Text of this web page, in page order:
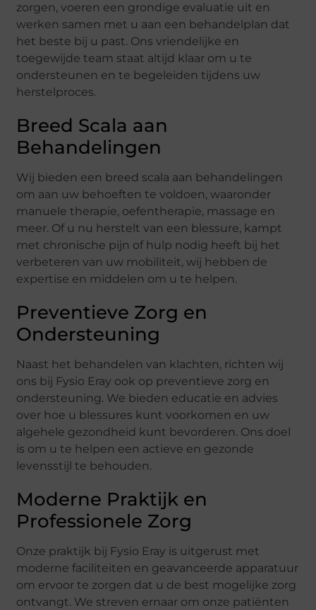
zorgen, voeren een grondige evaluatie uit en
werken samen met u aan een behandelplan dat
het beste bij u past. Ons vriendelijke en
toegewijde team staat altijd klaar om u te
ondersteunen en te begeleiden tijdens uw
herstelproces.
Breed Scala aan
Behandelingen
Wij bieden een breed scala aan behandelingen
om aan uw behoeften te voldoen, waaronder
manuele therapie, oefentherapie, massage en
meer. Of u nu herstelt van een blessure, kampt
met chronische pijn of hulp nodig heeft bij het
verbeteren van uw mobiliteit, wij hebben de
expertise en middelen om u te helpen.
Preventieve Zorg en
Ondersteuning
Naast het behandelen van klachten, richten wij
ons bij Fysio Eray ook op preventieve zorg en
ondersteuning. We bieden educatie en advies
over hoe u blessures kunt voorkomen en uw
algehele gezondheid kunt bevorderen. Ons doel
is om u te helpen een actieve en gezonde
levensstijl te behouden.
Moderne Praktijk en
Professionele Zorg
Onze praktijk bij Fysio Eray is uitgerust met
moderne faciliteiten en geavanceerde apparatuur
om ervoor te zorgen dat u de best mogelijke zorg
ontvangt. We streven ernaar om onze patiënten